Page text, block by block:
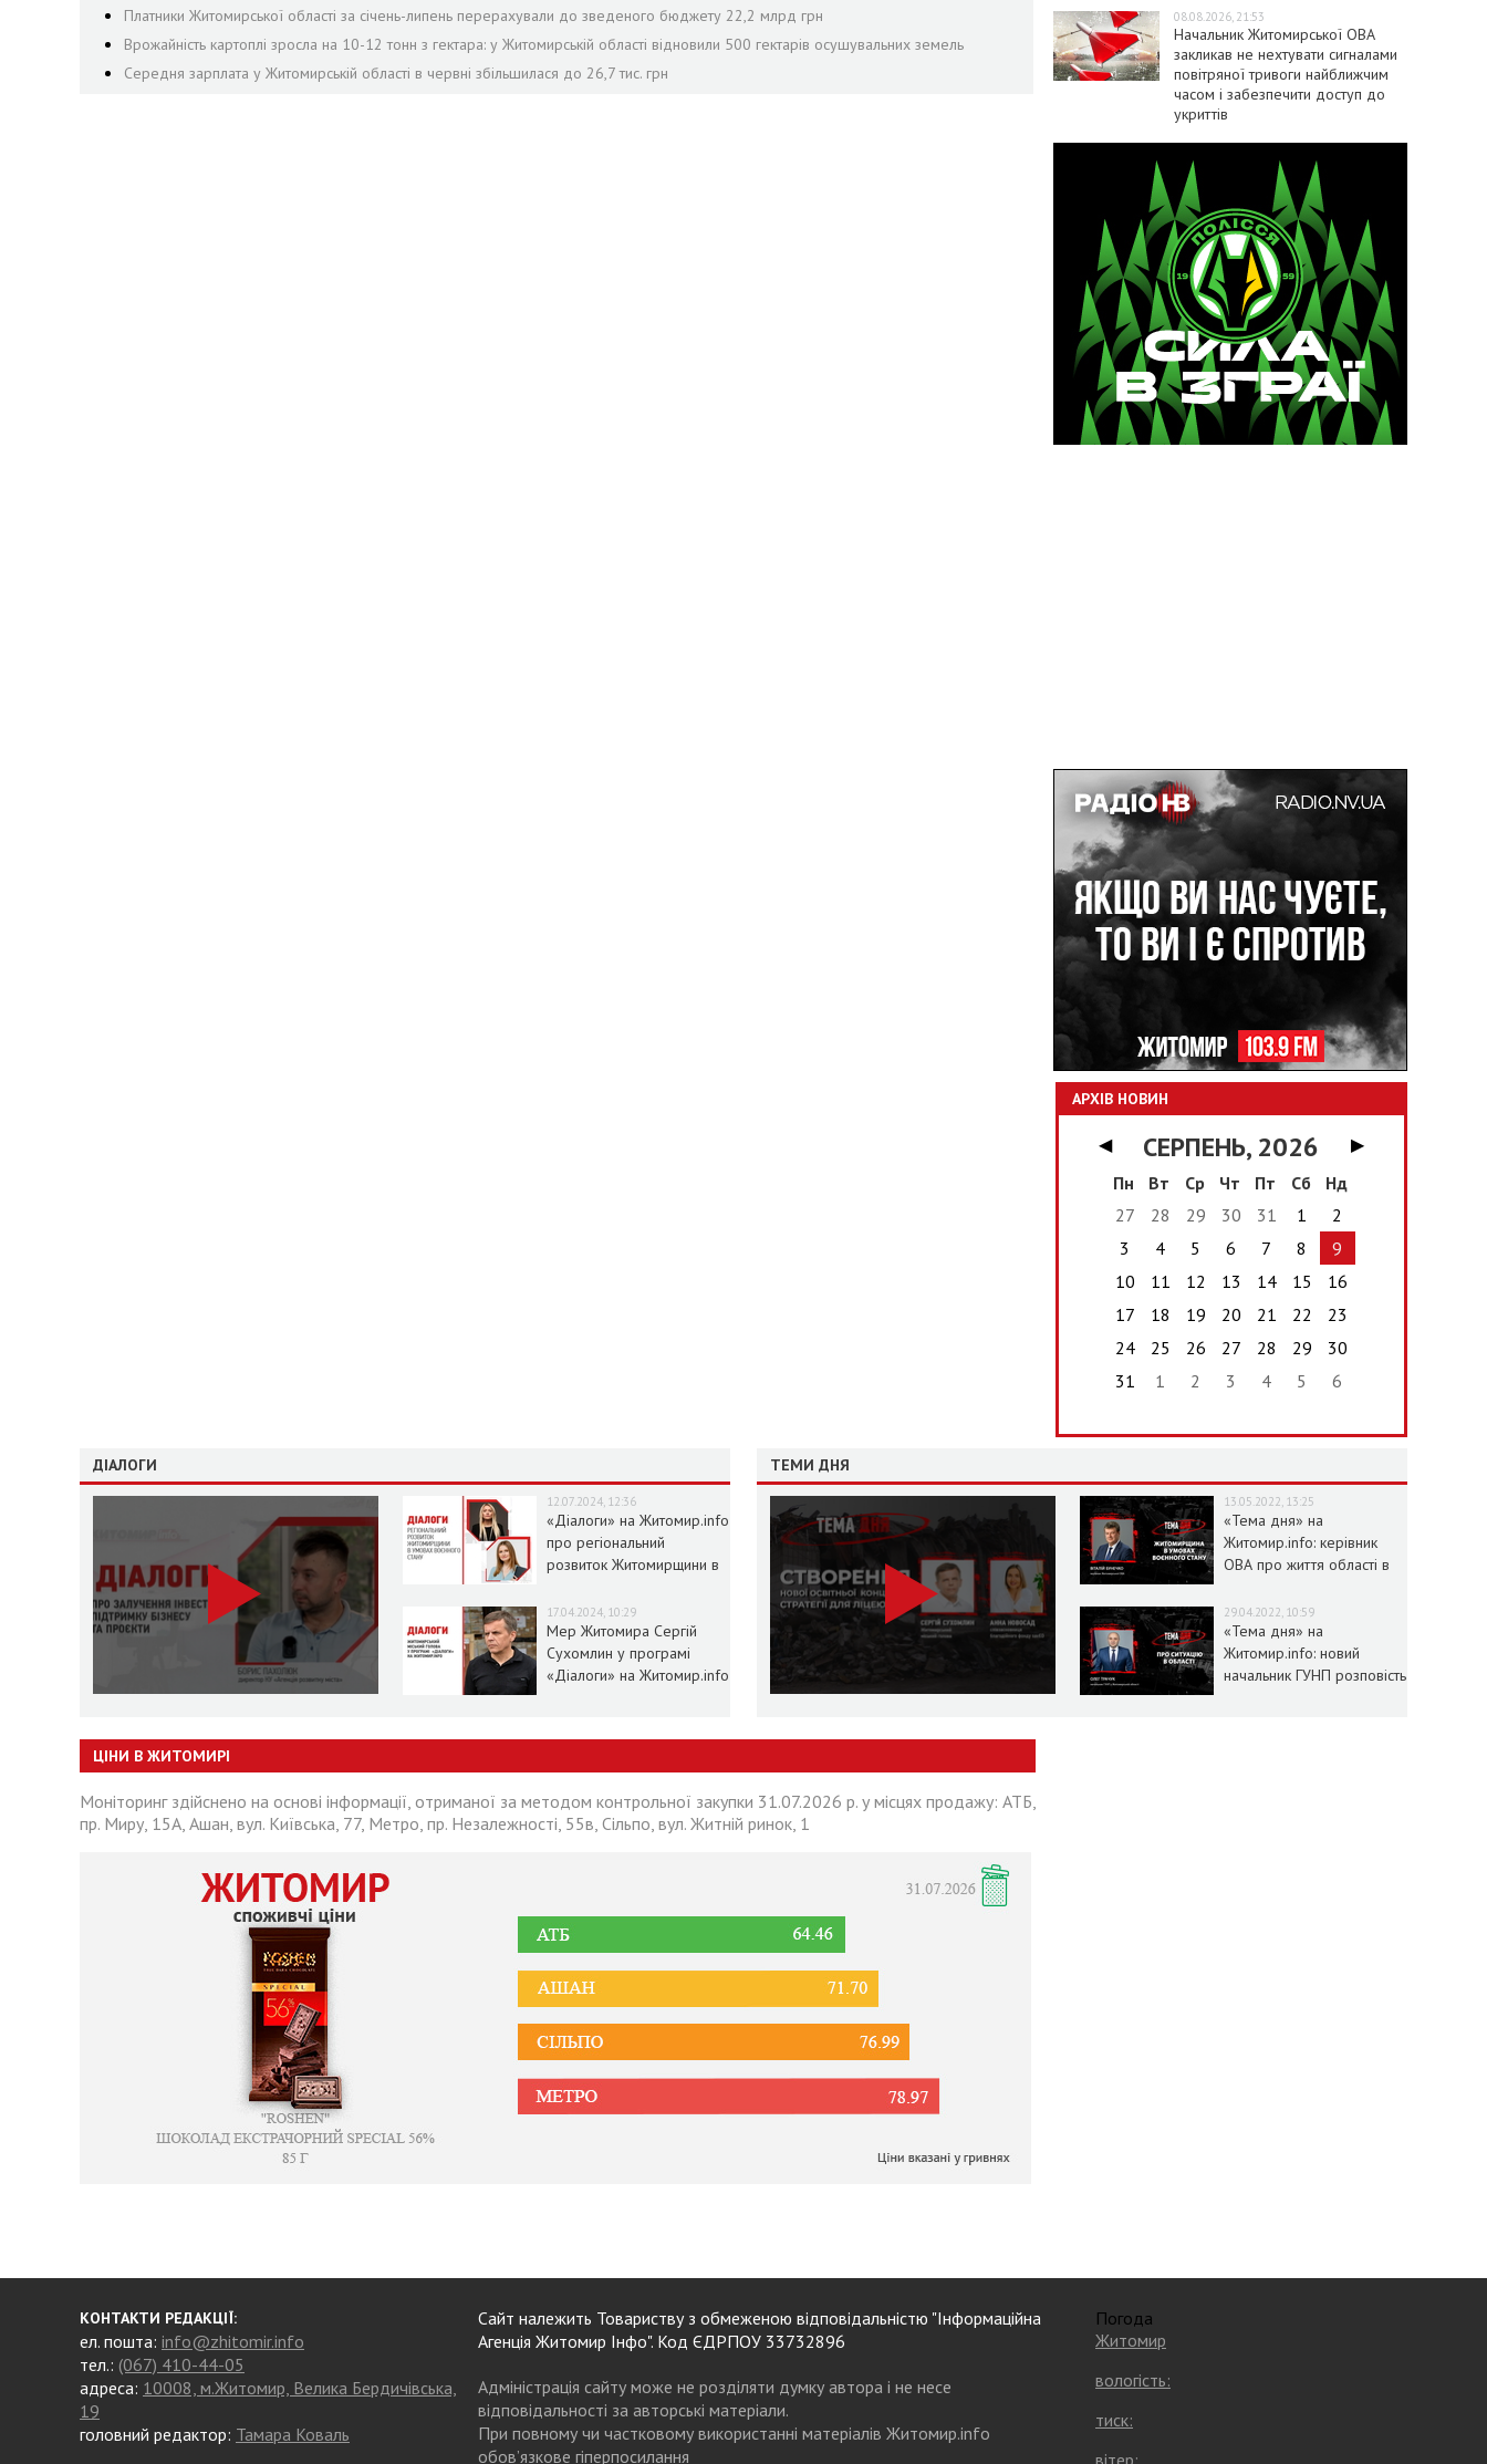
Платники Житомирської області за січень-липень перерахували до зведеного бюджету 22,2 млрд грн
Врожайність картоплі зросла на 10-12 тонн з гектара: у Житомирській області відновили 500 гектарів осушувальних земель
Середня зарплата у Житомирській області в червні збільшилася до 26,7 тис. грн
08.08.2026, 21:53
Начальник Житомирської ОВА
закликав не нехтувати сигналами
повітряної тривоги найближчим
часом і забезпечити доступ до
укриттів
АРХІВ НОВИН
◀ СЕРПЕНЬ, 2026
▶
Пн
Вт Ср Чт Пт Сб
Нд
27
28 29 30 31 1
2
3
4 5 6 7 8
9
10
11 12 13 14 15
16
17
18 19 20 21 22
23
24
25 26 27 28 29
30
31
1 2 3 4 5 6
ДІАЛОГИ
12.07.2024, 12:36
«Діалоги» на Житомир.info
про регіональний
розвиток Житомирщини в
17.04.2024, 10:29
Мер Житомира Сергій
Сухомлин у програмі
«Діалоги» на Житомир.info
ТЕМИ ДНЯ
13.05.2022, 13:25
«Тема дня» на
Житомир.info: керівник
ОВА про життя області в
29.04.2022, 10:59
«Тема дня» на
Житомир.info: новий
начальник ГУНП розповість
ЦІНИ В ЖИТОМИРІ
Моніторинг здійснено на основі інформації, отриманої за методом контрольної закупки 31.07.2026 р. у місцях продажу: АТБ,
пр. Миру, 15А, Ашан, вул. Київська, 77, Метро, пр. Незалежності, 55в, Сільпо, вул. Житній ринок, 1
КОНТАКТИ РЕДАКЦІЇ:
ел. пошта: info@zhitomir.info
тел.: (067) 410-44-05
адреса: 10008, м.Житомир, Велика Бердичівська,
19
головний редактор: Тамара Коваль
Сайт належить Товариству з обмеженою відповідальністю "Інформаційна
Агенція Житомир Інфо". Код ЄДРПОУ 33732896
Адміністрація сайту може не розділяти думку автора і не несе
відповідальності за авторські матеріали.
При повному чи частковому використанні матеріалів Житомир.info
обов’язкове гіперпосилання
Погода
Житомир
вологість:
тиск:
вітер: